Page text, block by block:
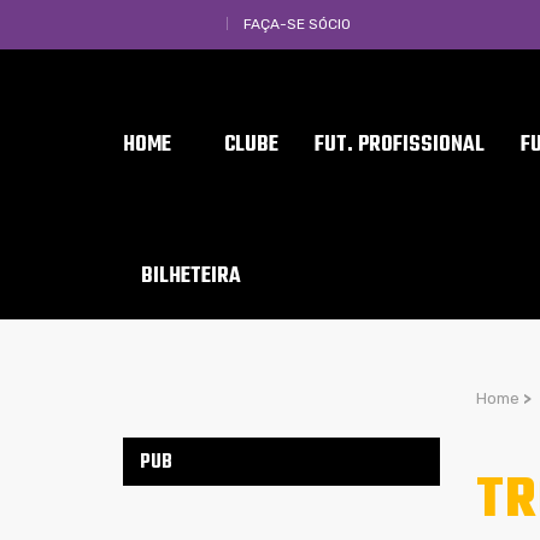
FAÇA-SE SÓCIO
HOME CLUBE FUT. PROFISSIONAL
BILHETEIRA
Home >
PUB